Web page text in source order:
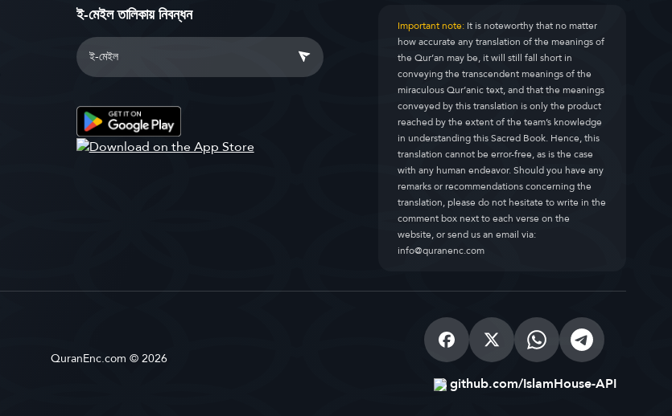
ই-মেইল তালিকায় নিবন্ধন Important note:It is noteworthy that no matter
how accurate any translation of the meanings of
the Qur’an may be, it will still fall short in
conveying the transcendent meanings of the
miraculous Qur’anic text, and that the meanings
conveyed by this translation is only the product
reached by the extent of the team’s knowledge
in understanding this Sacred Book. Hence, this
translation cannot be error-free, as is the case
with any human endeavor. Should you have any
remarks or recommendations concerning the
translation, please do not hesitate to write in the
comment box next to each verse on the
website, or send us an email via:
info@quranenc.com
QuranEnc.com © 2026
github.com/IslamHouse-API